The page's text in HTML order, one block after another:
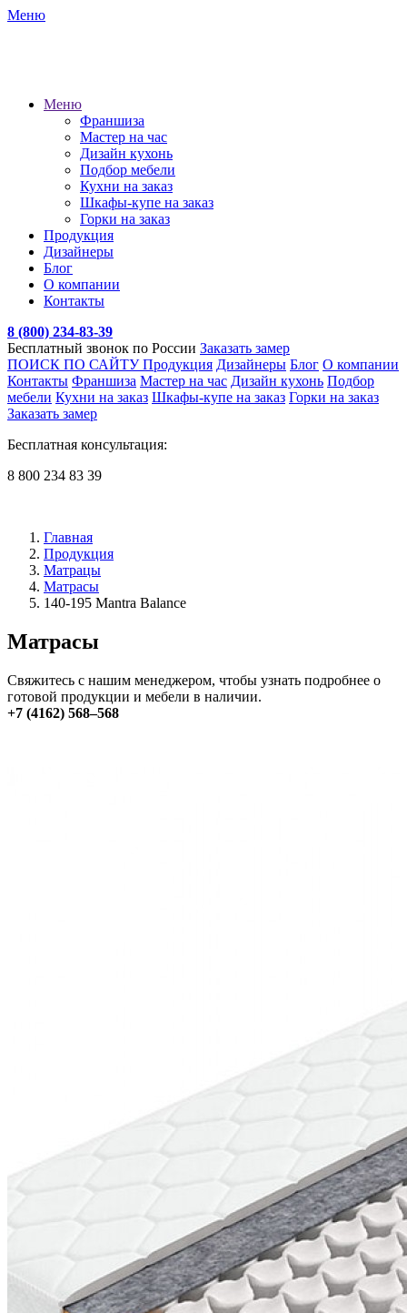
Меню
Меню
Франшиза
Мастер на час
Дизайн кухонь
Подбор мебели
Кухни на заказ
Шкафы-купе на заказ
Горки на заказ
Продукция
Дизайнеры
Блог
О компании
Контакты
8 (800) 234-83-39
Бесплатный звонок по России Заказать замер
ПОИСК ПО САЙТУПродукция Дизайнеры Блог О компании
Контакты Франшиза Мастер на час Дизайн кухонь Подбор
мебели Кухни на заказ Шкафы-купе на заказ Горки на заказ
Заказать замер
Бесплатная консультация:
8 800 234 83 39
Главная
Продукция
Матрацы
Матрасы
140-195 Mantra Balance
Матрасы
Свяжитесь с нашим менеджером, чтобы узнать подробнее о
готовой продукции и мебели в наличии.
+7 (4162) 568–568